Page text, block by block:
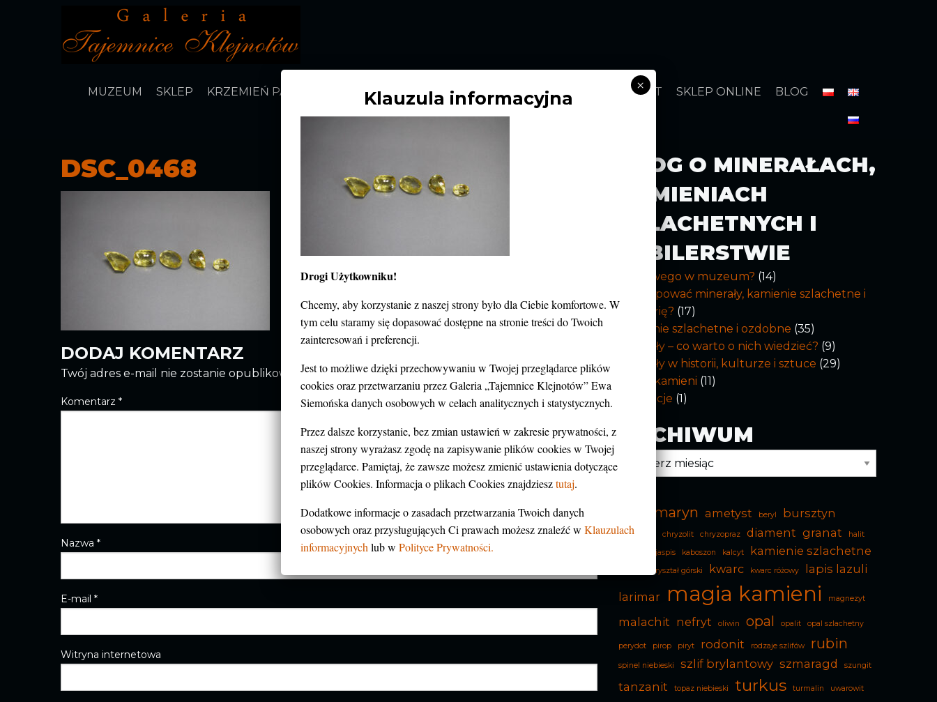
MUZEUM SKLEP KRZEMIEŃ PASIASTY EDUKACJA GODZINY OTWARCIA BILETY KONTAKT SKLEP ONLINE BLOG
DSC_0468
DODAJ KOMENTARZ
Twój adres e-mail nie zostanie opublikowany. Wymagane pola są oznaczone
Komentarz *
Nazwa *
E-mail *
Witryna internetowa
BLOG O MINERAŁACH,
KAMIENIACH
SZLACHETNYCH I
JUBILERSTWIE
Co nowego w muzeum? (14)
Jak kupować minerały, kamienie szlachetne i
biżuterię? (17)
Kamienie szlachetne i ozdobne (35)
Minerały – co warto o nich wiedzieć? (9)
Minerały w historii, kulturze i sztuce (29)
Magia kamieni (11)
Promocje (1)
ARCHIWUM
akwamaryn ametyst beryl bursztyn
chalcedon chryzolit chryzopraz diament granat
halit
jaspis kaboszon kalcyt kamienie szlachetne
kryształ górski kwarc kwarc różowy
lapis lazuli
larimar magia kamieni magnezyt
malachit nefryt oliwin opal opalit opal szlachetny
perydot pirop piryt rodonit rodzaje szlifów rubin
spinel niebieski szlif brylantowy szmaragd szungit
tanzanit topaz niebieski turkus turmalin uwarowit
Klauzula informacyjna
Drogi Użytkowniku!
Chcemy, aby korzystanie z naszej strony było dla Ciebie komfortowe. W
tym celu staramy się dopasować dostępne na stronie treści do Twoich
zainteresowań i preferencji.
Jest to możliwe dzięki przechowywaniu w Twojej przeglądarce plików
cookies oraz przetwarzaniu przez Galeria „Tajemnice Klejnotów” Ewa
Siemońska danych osobowych w celach analitycznych i statystycznych.
Przez dalsze korzystanie, bez zmian ustawień w zakresie prywatności, z
naszej strony wyrażasz zgodę na zapisywanie plików cookies w Twojej
przeglądarce. Pamiętaj, że zawsze możesz zmienić ustawienia dotyczące
plików Cookies. Informacja o plikach Cookies znajdziesztutaj.
Dodatkowe informacje o zasadach przetwarzania Twoich danych
osobowych oraz przysługujących Ci prawach możesz znaleźć wKlauzulach
informacyjnych lub wPolityce Prywatności.
×